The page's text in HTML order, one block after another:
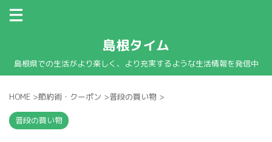
島根タイム
島根県での生活がより楽しく、より充実するような生活情報を発信中
HOME >節約術・クーポン >普段の買い物 >
普段の買い物